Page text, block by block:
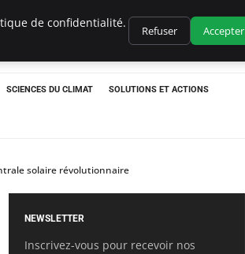
SCIENCES DU CLIMAT SOLUTIONS ET ACTIONS
solaire révolutionnaire
NEWSLETTER
Inscrivez-vous pour recevoir nos
de confidentialité.
Refuser Accepter